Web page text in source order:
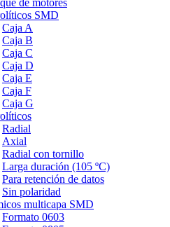
SMD
Caja A
Caja B
Caja C
Caja D
Caja E
Caja F
Caja G
Radial
Axial
Radial con tornillo
Larga duración (105 ºC)
Para retención de datos
Sin polaridad
multicapa SMD
Formato 0603